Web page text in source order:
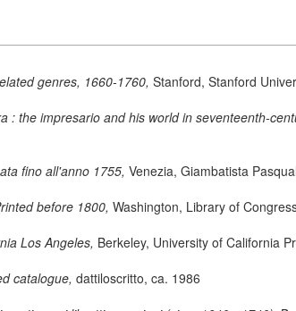
genres, 1660-1760, Stanford, Stanford
: the impresario and his world in seventeenth-
fino all'anno 1755, Venezia, Giambatista
before 1800, Washington, Library of
Los Angeles, Berkeley, University of California
catalogue, dattiloscritto, ca. 1986